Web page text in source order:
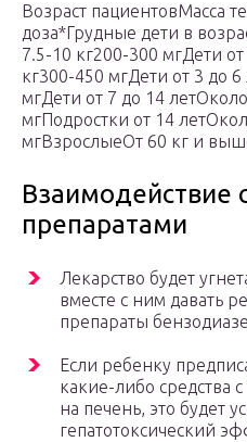
Возраст пациентовМасса
доза*Грудные дети в
7.5-10 кг200-300 мгДети
кг300-450 мгДети от 3 до
мгДети от 7 до 14
мгПодростки от 14
мгВзрослыеОт 60 кг и
Взаимодействие
препаратами
Лекарство будет
вместе с ним давать
препараты
Если ребенку
какие-либо средства
на печень, это будет
гепатотоксический